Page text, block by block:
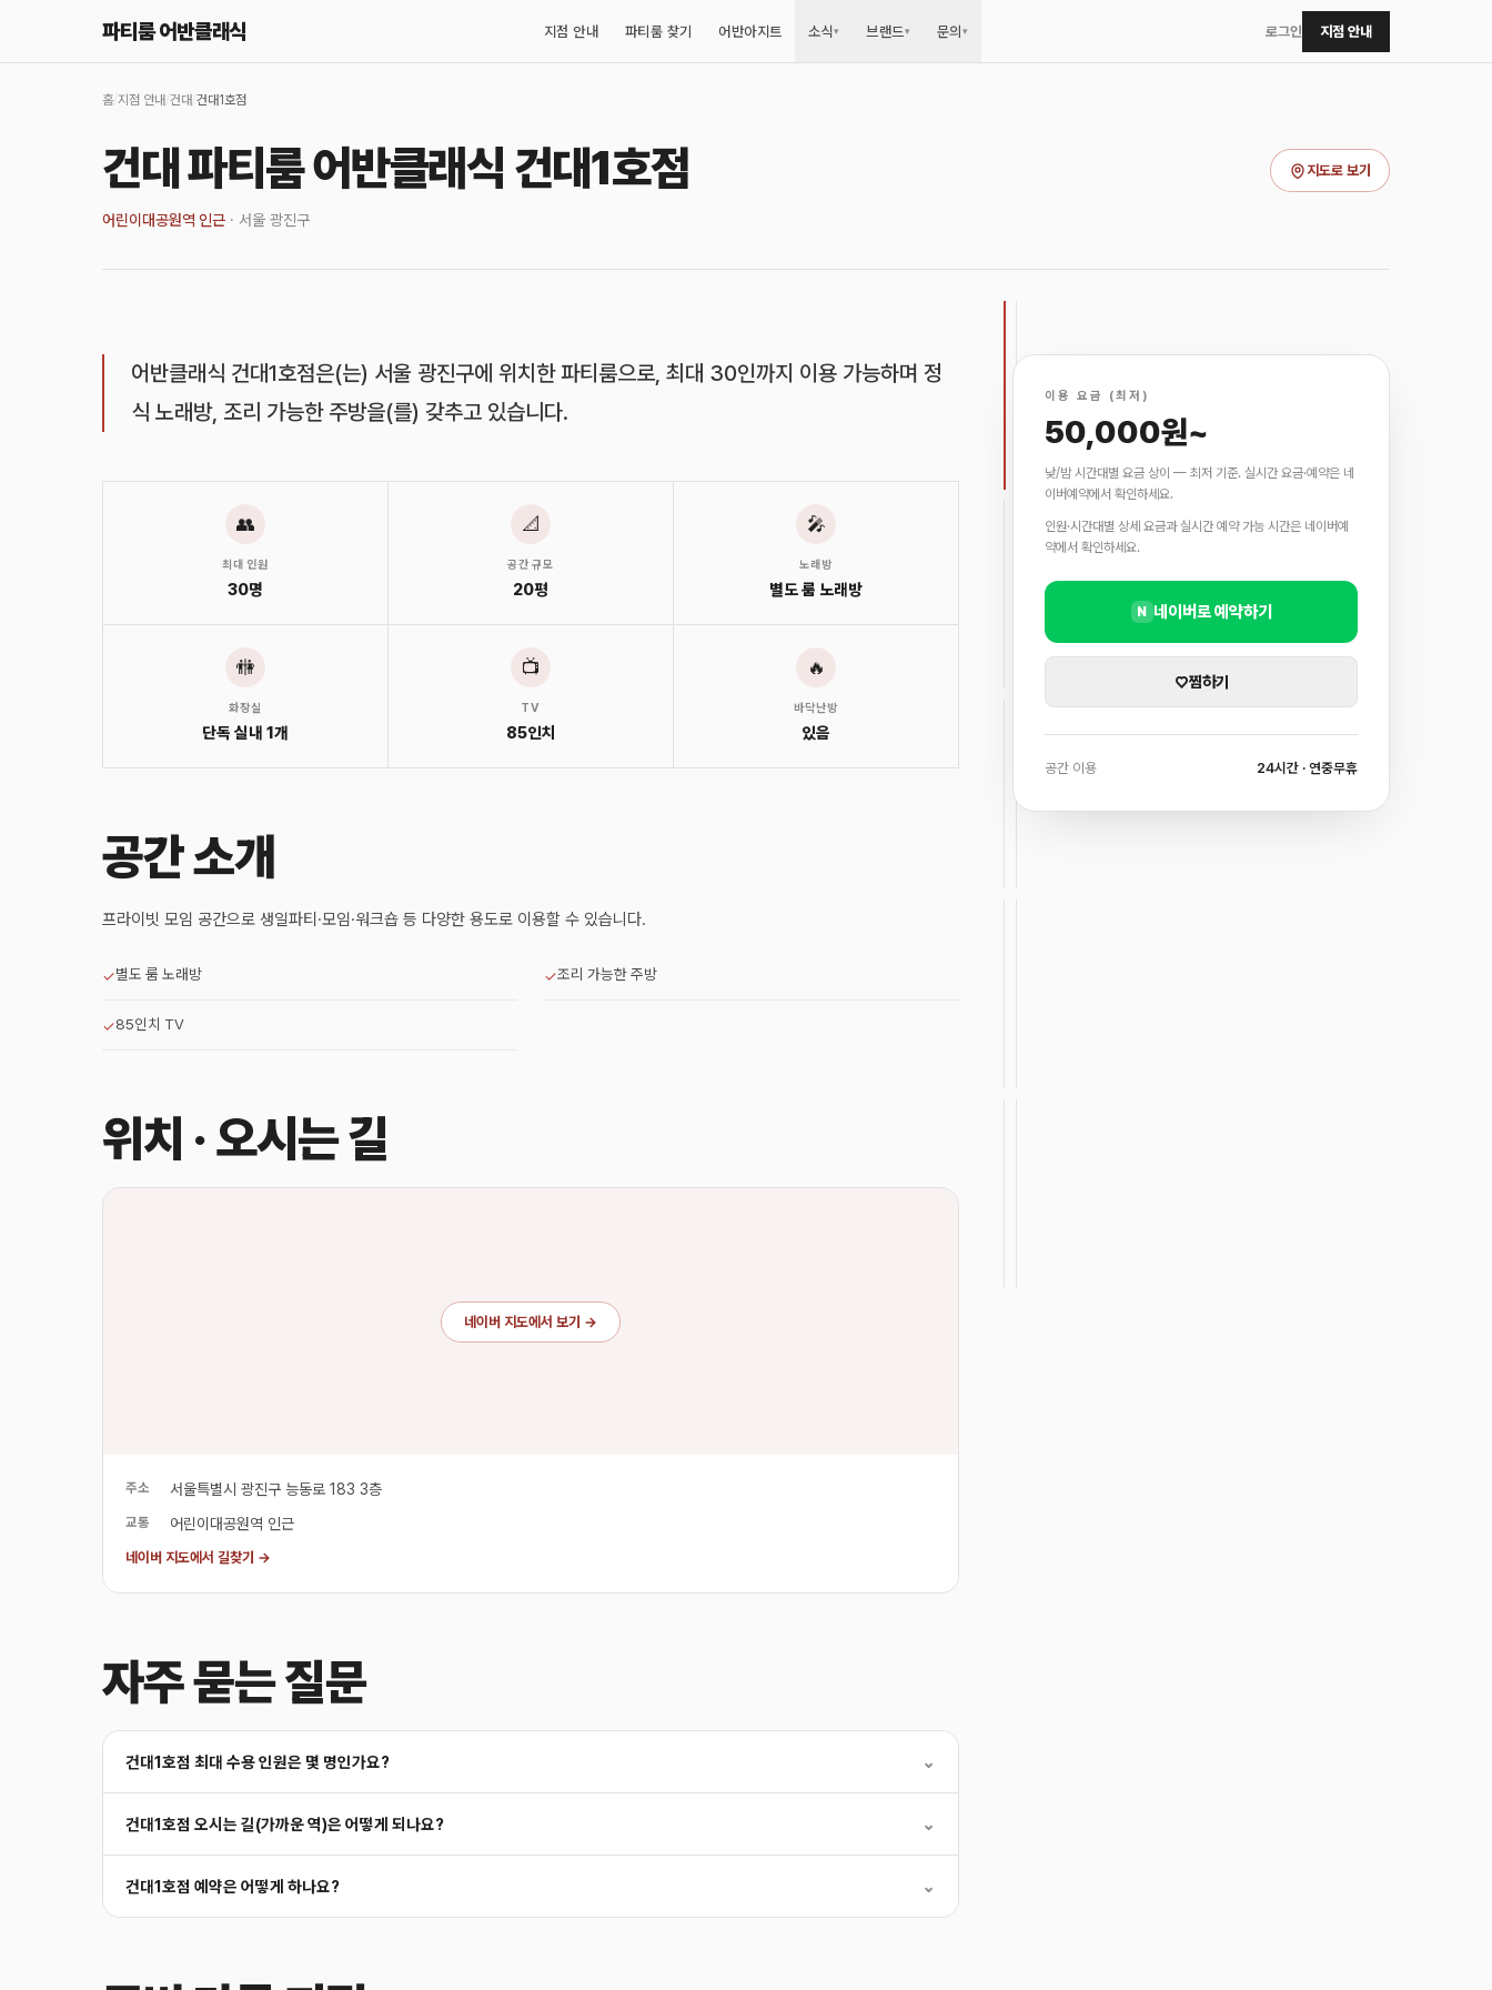
파티룸 어반클래식 지점 안내 파티룸 찾기 어반아지트 소식▾ 브랜드▾ 문의▾ 로그인 지점 안내
홈/ 지점 안내 건대 건대1호점
건대 파티룸 어반클래식 건대1호점 지도로 보기
어린이대공원역 인근 · 서울 광진구
사진10장 모두 보기
어반클래식 건대1호점은(는) 서울 광진구에 위치한 파티룸으로, 최대 30인까지 이용 가능하며 정
식 노래방, 조리 가능한 주방을(를) 갖추고 있습니다.
👥
최대 인원
30명
📐
공간 규모
20평
🎤
노래방
별도 룸 노래방
🚻
화장실
단독 실내 1개
📺
TV
85인치
🔥
바닥난방
있음
공간 소개
프라이빗 모임 공간으로 생일파티·모임·워크숍 등 다양한 용도로 이용할 수 있습니다.
✓별도 룸 노래방 ✓조리 가능한 주방
✓85인치 TV
위치 · 오시는 길
네이버 지도에서 보기 →
주소 서울특별시 광진구 능동로 183 3층
교통 어린이대공원역 인근
네이버 지도에서 길찾기 →
자주 묻는 질문
건대1호점 최대 수용 인원은 몇 명인가요? ⌄
건대1호점 오시는 길(가까운 역)은 어떻게 되나요? ⌄
건대1호점 예약은 어떻게 하나요? ⌄
이용 요금 (최저)
50,000원~
낮/밤 시간대별 요금 상이 — 최저 기준. 실시간 요금·예약은 네
이버예약에서 확인하세요.
인원·시간대별 상세 요금과 실시간 예약 가능 시간은 네이버예
약에서 확인하세요.
N 네이버로 예약하기
♡찜하기
공간 이용 24시간 · 연중무휴